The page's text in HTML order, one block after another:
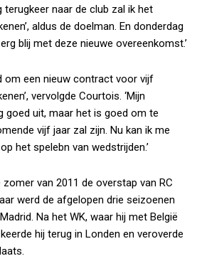
terugkeer naar de club zal ik het
aldus de doelman. En donderdag
blij met deze nieuwe overeenkomst.’
om een nieuw contract voor vijf
vervolgde Courtois. ‘Mijn
goed uit, maar het is goed om te
vijf jaar zal zijn. Nu kan ik me
het spelebn van wedstrijden.’
van 2011 de overstap van RC
werd de afgelopen drie seizoenen
Na het WK, waar hij met België
hij terug in Londen en veroverde